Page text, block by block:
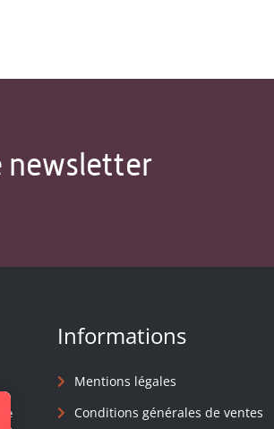
newsletter
Informations
Mentions légales
Conditions générales de ventes